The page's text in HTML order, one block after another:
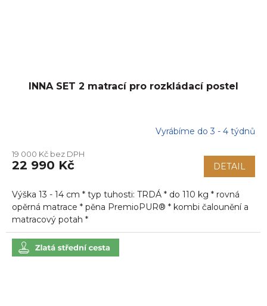
INNA SET 2 matrací pro rozkládací postel
Vyrábíme do 3 - 4 týdnů
19 000 Kč bez DPH
22 990 Kč DETAIL
Výška 13 - 14 cm * typ tuhosti: TRDÁ * do 110 kg * rovná
opěrná matrace * pěna PremioPUR® * kombi čalounění a
matracový potah *